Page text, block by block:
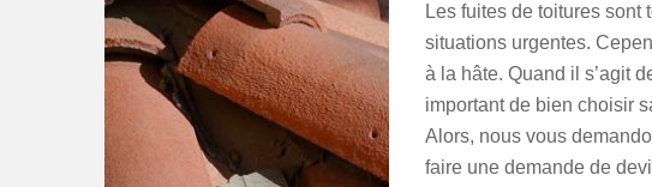
Les fuites de toitures
situations urgentes.
à la hâte. Quand il s’agit
important de bien choisir
Alors, nous vous
faire une demande de